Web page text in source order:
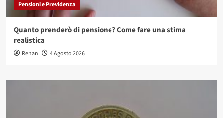
Pensioni e Previdenza
Quanto prenderò di pensione? Come fare una stima
realistica
Renan 4 Agosto 2026